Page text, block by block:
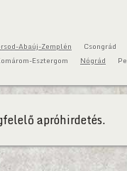
Abaúj-Zemplén
Csongrád
Esztergom Nógrád
apróhirdetés.